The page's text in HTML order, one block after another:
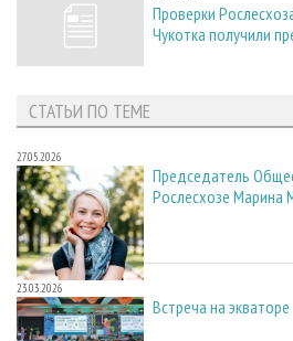
Проверки
Чукотка получили
СТАТЬИ ПО ТЕМЕ
27.05.2026
Председатель
Рослесхозе Марина
23.03.2026
Встреча на экваторе